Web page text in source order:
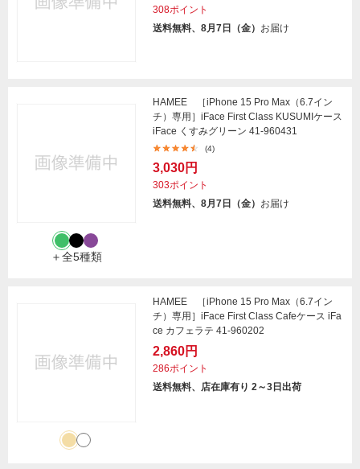
308ポイント
送料無料、8月7日（金） お届け
＋全5種類
HAMEE ［iPhone 15 Pro Max（6.7イン
チ）専用］iFace First Class KUSUMIケース
iFace くすみグリーン 41-960431
(4)
3,030円
303ポイント
送料無料、8月7日（金） お届け
HAMEE ［iPhone 15 Pro Max（6.7イン
チ）専用］iFace First Class Cafeケース iFa
ce カフェラテ 41-960202
2,860円
286ポイント
送料無料、店在庫有り 2～3日出荷